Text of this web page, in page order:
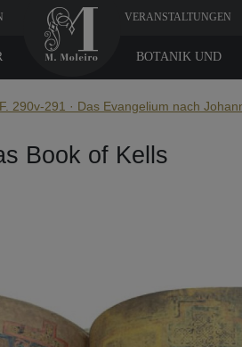
VERANSTALTUNGEN
BOTANIK UND
290v-291 · Das Evangelium nach
Book of Kells